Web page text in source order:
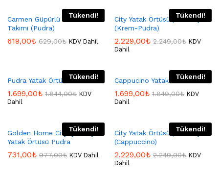
Tükendi!
Carmen Güpürlü Yatak Örtüsü
Takımı (Pudra)
619,00₺ 629,00₺ KDV Dahil
Tükendi!
City Yatak Örtüsü | Tek Kişilik
(Krem-Pudra)
2.229,00₺ 2.249,00₺ KDV
Dahil
Tükendi!
Pudra Yatak Örtü Seti
1.699,00₺ 1.844,00₺ KDV
Dahil
Tükendi!
Cappucino Yatak Örtü Seti
1.699,00₺ 1.849,00₺ KDV
Dahil
Tükendi!
Golden Home City Çift Kişilik
Yatak Örtüsü Pudra
731,00₺ 977,00₺ KDV Dahil
Tükendi!
City Yatak Örtüsü | Tek Kişilik
(Cappuccino)
2.229,00₺ 2.249,00₺ KDV
Dahil